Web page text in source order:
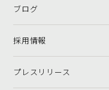
ブログ
採用情報
プレスリリース